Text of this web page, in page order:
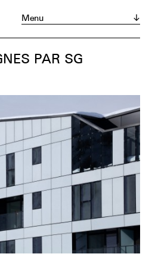
Menu
LinkedIn
Facebook
PAR SG